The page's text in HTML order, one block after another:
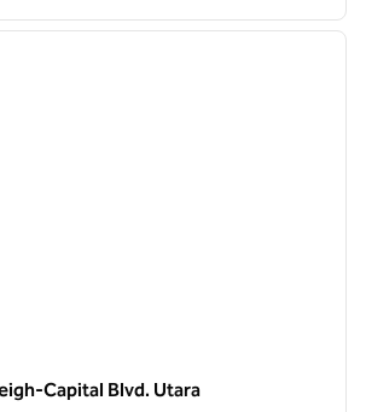
Capital Blvd. Utara